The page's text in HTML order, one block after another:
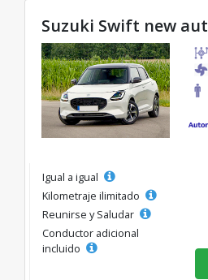
Suzuki Swift new aut
Igual a igual
Kilometraje ilimitado
Reunirse y Saludar
Conductor adicional
incluido